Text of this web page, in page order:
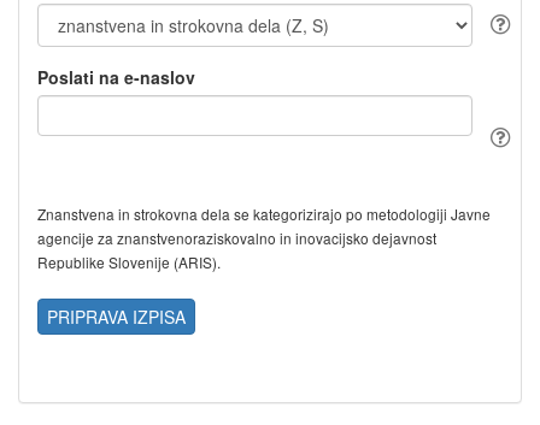
Poslati na e-naslov
Znanstvena in strokovna dela se kategorizirajo po metodologiji Javne
agencije za znanstvenoraziskovalno in inovacijsko dejavnost
Republike Slovenije (ARIS).
PRIPRAVA IZPISA